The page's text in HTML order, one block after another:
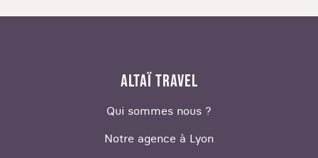
ALTAÏ TRAVEL
Qui sommes nous ?
Notre agence à Lyon